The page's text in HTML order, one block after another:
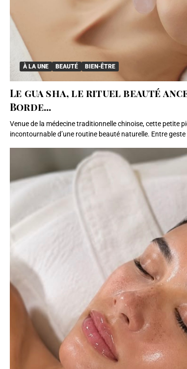
À LA UNE BEAUTÉ BIEN-ÊTRE
Le gua sha, le rituel beauté
Borde...
Venue de la médecine traditionnelle chinoise, cette petite
incontournable d’une routine beauté naturelle. Entre